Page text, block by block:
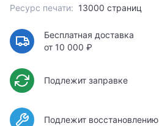
Ресурс печати: 13000 страниц
Бесплатная доставка
от 10 000 ₽
Подлежит заправке
Подлежит восстановлению